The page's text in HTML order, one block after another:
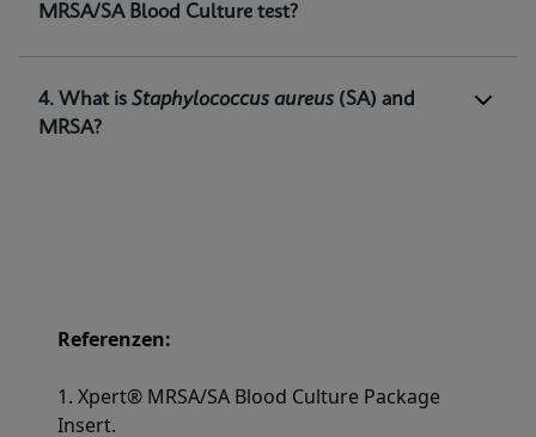
the detection of Staphylococcus aureus (SA)
cultures. 1
MRSA/SA Blood Culture test?
4. What is Staphylococcus aureus (SA) and
MRSA?
Referenzen:
1. Xpert® MRSA/SA Blood Culture Package
Insert.